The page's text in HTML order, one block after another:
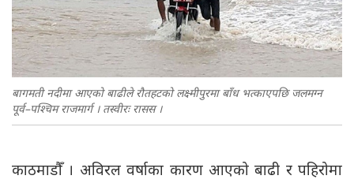
बागमती नदीमा आएको बाढीले रौतहटको लक्ष्मीपुरमा बाँध भत्काएपछि जलमग्न
पूर्व–पश्चिम राजमार्ग । तस्वीरः रासस ।
काठमाडौँ । अविरल वर्षाका कारण आएको बाढी र पहिरोमा